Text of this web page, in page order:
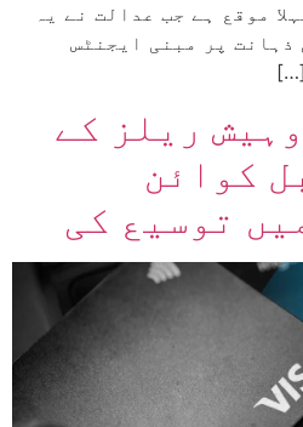
موقع ہے جب عدالت نے یہ
ذہانت پر مبنی ایجنٹس
ریلز کے
کوائن
توسیع کی